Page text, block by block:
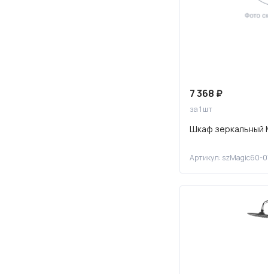
7 368 ₽
за 1 шт
Шкаф зеркальный
Артикул: szMagic60-